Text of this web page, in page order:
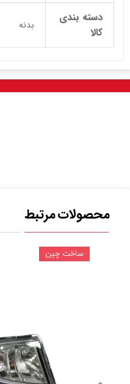
دسته بندی
کالا
بدنه
محصولات مرتبط
ساخت چین